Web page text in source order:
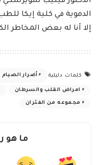
الدموية في كلية إيكا
إلا أنا له بعض المخاطر
كلمات دليلية أضرار
امراض القلب والسرطان
مجموعه من الفئران
ما هو